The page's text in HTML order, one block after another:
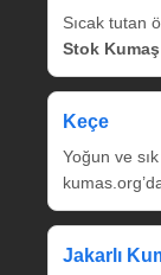
Sıcak tutan
Stok
Keçe
Yoğun ve
Jakarlı